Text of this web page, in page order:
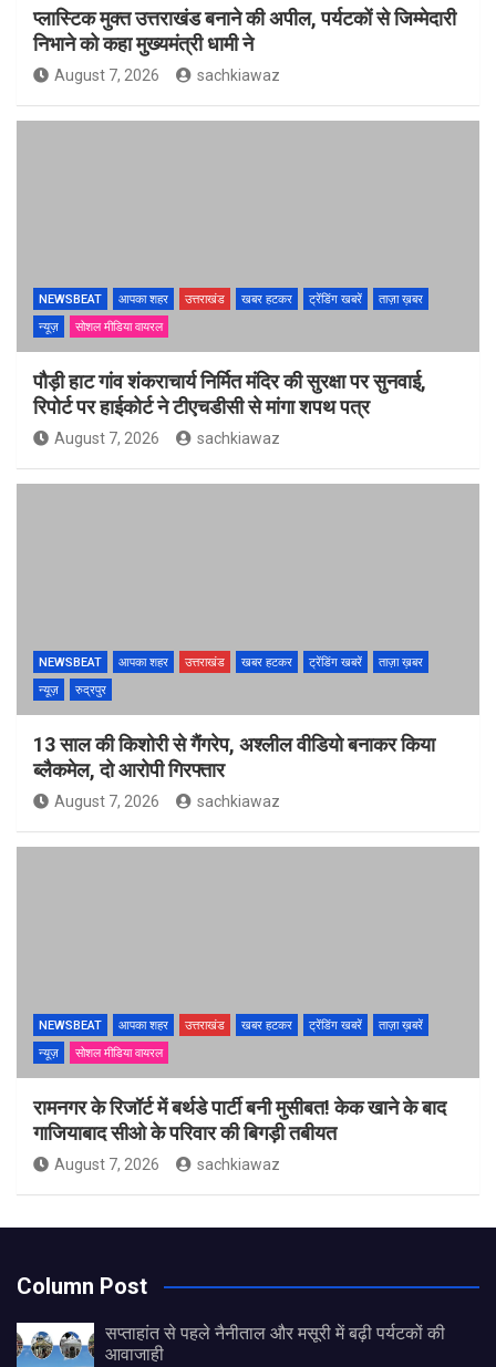
प्लास्टिक मुक्त उत्तराखंड बनाने की अपील, पर्यटकों से जिम्मेदारी
निभाने को कहा मुख्यमंत्री धामी ने
August 7, 2026 sachkiawaz
NEWSBEAT आपका शहर उत्तराखंड खबर हटकर ट्रेंडिंग खबरें
ताज़ा ख़बर
न्यूज़
सोशल मीडिया वायरल
पौड़ी हाट गांव शंकराचार्य निर्मित मंदिर की सुरक्षा पर सुनवाई,
रिपोर्ट पर हाईकोर्ट ने टीएचडीसी से मांगा शपथ पत्र
August 7, 2026 sachkiawaz
NEWSBEAT आपका शहर उत्तराखंड खबर हटकर ट्रेंडिंग खबरें
ताज़ा ख़बर
न्यूज़
रुद्रपुर
13 साल की किशोरी से गैंगरेप, अश्लील वीडियो बनाकर किया
ब्लैकमेल, दो आरोपी गिरफ्तार
August 7, 2026 sachkiawaz
NEWSBEAT आपका शहर उत्तराखंड खबर हटकर ट्रेंडिंग खबरें
ताज़ा ख़बरें
न्यूज़
सोशल मीडिया वायरल
रामनगर के रिजॉर्ट में बर्थडे पार्टी बनी मुसीबत! केक खाने के बाद
गाजियाबाद सीओ के परिवार की बिगड़ी तबीयत
August 7, 2026 sachkiawaz
Column Post
सप्ताहांत से पहले नैनीताल और मसूरी में बढ़ी पर्यटकों की
आवाजाही